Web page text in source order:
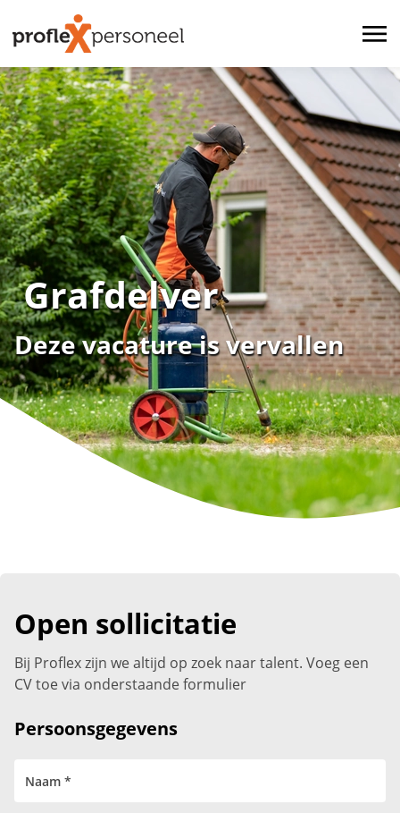
Grafdelver
Deze vacature is vervallen
Open sollicitatie
Bij Proflex zijn we altijd op zoek naar talent. Voeg een
CV toe via onderstaande formulier
Persoonsgegevens